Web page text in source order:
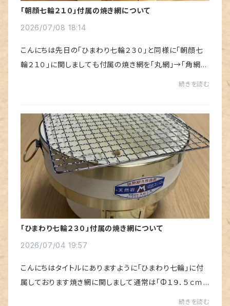
「朝顔七輪２１０」付属の焼き網について
2026/07/08 18:14
こんにちは先日の「ひまわり七輪２３０」と同様に「朝顔七
輪２１０」に関しましても付属の焼き網を「丸網」→「角網」
続きを読む
「ひまわり七輪２３０」付属の焼き網について
2026/07/04 19:57
こんにちはタイトルにありますように「ひまわり七輪」に付
属しております焼き網に関しまして通常は「Φ１９．５ｃｍ」
続きを読む